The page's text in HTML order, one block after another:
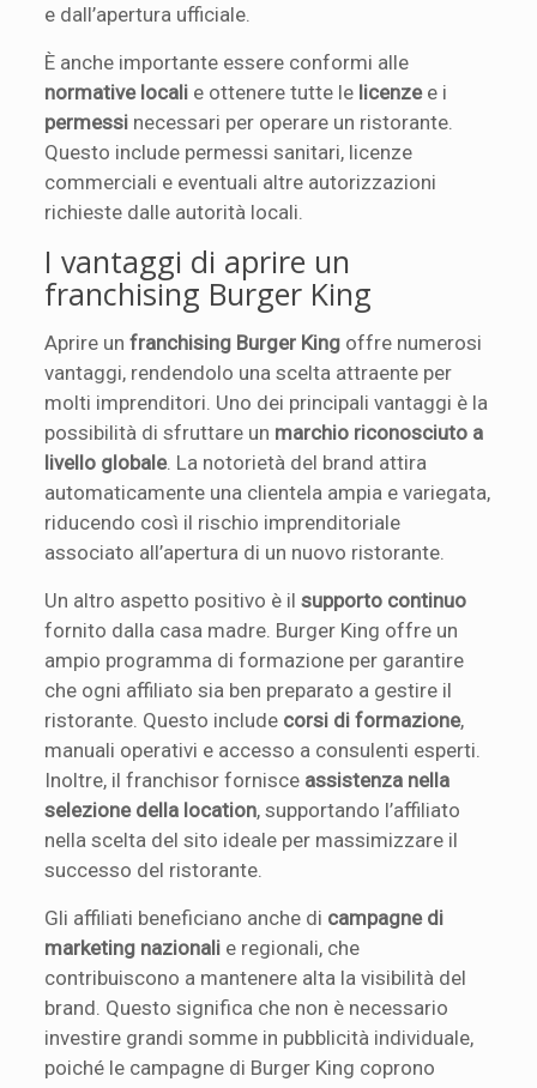
e dall’apertura ufficiale.
È anche importante essere conformi alle
normative locali e ottenere tutte le licenzee i
permessi necessari per operare un ristorante.
Questo include permessi sanitari, licenze
commerciali e eventuali altre autorizzazioni
richieste dalle autorità locali.
I vantaggi di aprire un
franchising Burger King
Aprire unfranchising Burger King offre numerosi
vantaggi, rendendolo una scelta attraente per
molti imprenditori. Uno dei principali vantaggi è la
possibilità di sfruttare un marchio riconosciuto a
livello globale. La notorietà del brand attira
automaticamente una clientela ampia e variegata,
riducendo così il rischio imprenditoriale
associato all’apertura di un nuovo ristorante.
Un altro aspetto positivo è ilsupporto continuo
fornito dalla casa madre. Burger King offre un
ampio programma di formazione per garantire
che ogni affiliato sia ben preparato a gestire il
ristorante. Questo include corsi di formazione,
manuali operativi e accesso a consulenti esperti.
Inoltre, il franchisor fornisce assistenza nella
selezione della location, supportando l’affiliato
nella scelta del sito ideale per massimizzare il
successo del ristorante.
Gli affiliati beneficiano anche di campagne di
marketing nazionali e regionali, che
contribuiscono a mantenere alta la visibilità del
brand. Questo significa che non è necessario
investire grandi somme in pubblicità individuale,
poiché le campagne di Burger King coprono